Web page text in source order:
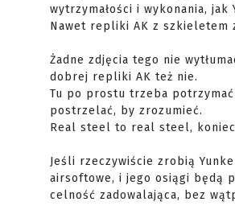
wytrzymałości i wykonania, jak
Nawet repliki AK z szkieletem
Żadne zdjęcia tego nie
dobrej repliki AK też nie.
Tu po prostu trzeba
postrzelać, by zrozumieć.
Real steel to real steel,
Jeśli rzeczywiście zrobią
airsoftowe, i jego osiągi będą
celność zadowalająca, bez